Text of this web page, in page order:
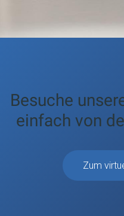
Besuche
einfach von
Zum